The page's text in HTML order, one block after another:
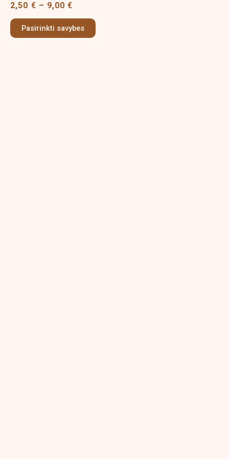
2,50 € – 9,00€
Pasirinkti savybes
options
may